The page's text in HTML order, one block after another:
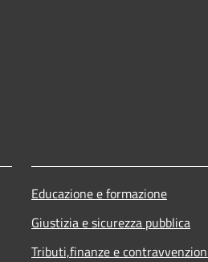
Educazione e formazione
Giustizia e sicurezza pubblica
Tributi,finanze e